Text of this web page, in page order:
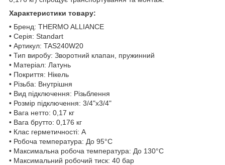
Характеристики товару:
• Бренд: THERMO ALLIANCE
• Серія: Standart
• Артикул: TAS240W20
• Тип виробу: Зворотний клапан, пружинний
• Матеріал: Латунь
• Покриття: Нікель
• Різьба: Внутрішня
• Вид підключення: Різьблення
• Розмір підключення: 3/4"x3/4"
• Вага нетто: 0,17 кг
• Вага брутто: 0,176 кг
• Клас герметичності: А
• Робоча температура: До 95°C
• Максимальна робоча температура: До 130°C
• Максимальний робочий тиск: 40 бар